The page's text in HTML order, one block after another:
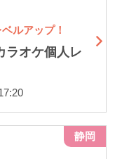
ルアップ！
ラオケ個人レ
静岡